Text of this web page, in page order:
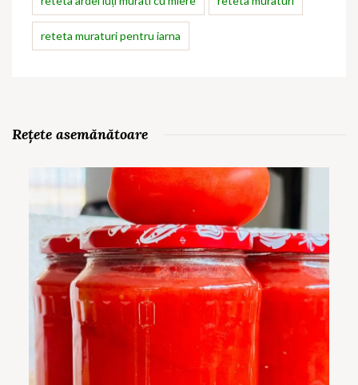
reteta muraturi pentru iarna
Rețete asemănătoare